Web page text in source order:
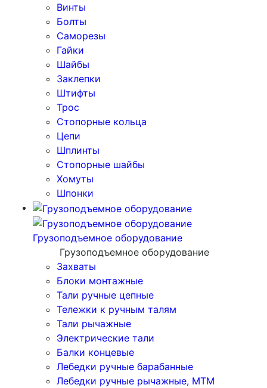
Винты
Болты
Саморезы
Гайки
Шайбы
Заклепки
Штифты
Трос
Стопорные кольца
Цепи
Шплинты
Стопорные шайбы
Хомуты
Шпонки
Грузоподъемное оборудование
Грузоподъемное оборудование
Захваты
Блоки монтажные
Тали ручные цепные
Тележки к ручным талям
Тали рычажные
Электрические тали
Балки концевые
Лебедки ручные барабанные
Лебедки ручные рычажные, МТМ